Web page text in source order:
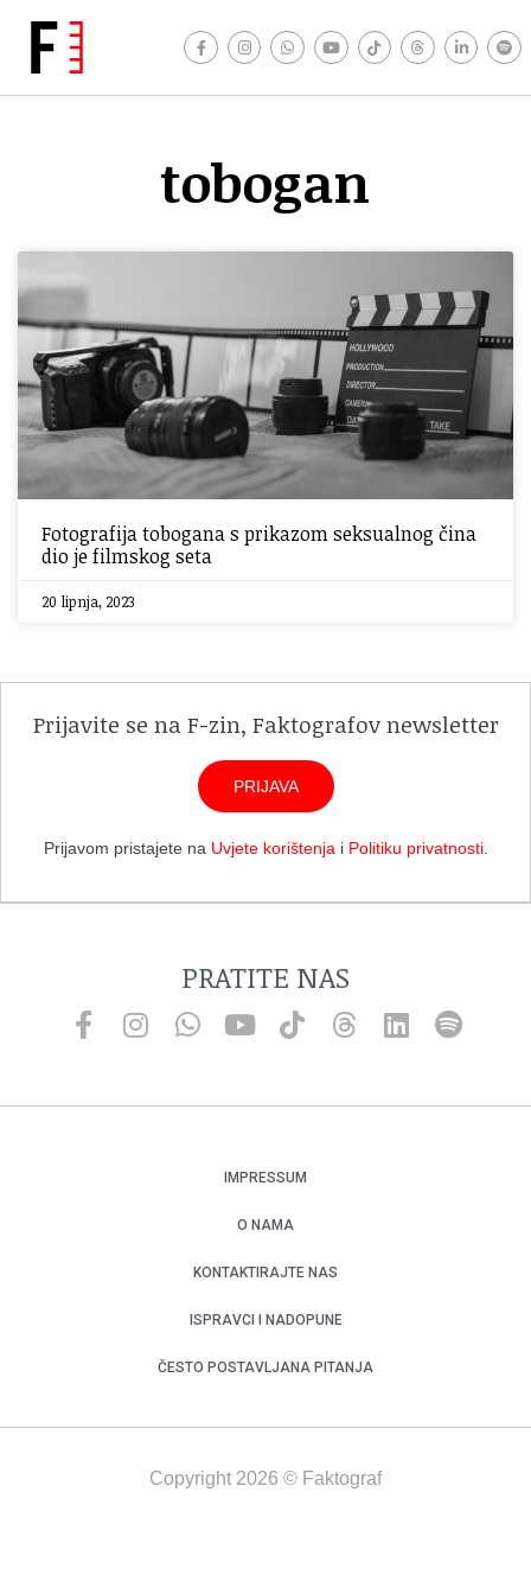
tobogan
Fotografija tobogana s prikazom seksualnog čina
dio je filmskog seta
20 lipnja, 2023
Prijavite se na F-zin, Faktografov newsletter
PRIJAVA
Prijavom pristajete na Uvjete korištenja i Politiku privatnosti.
PRATITE NAS
IMPRESSUM
O NAMA
KONTAKTIRAJTE NAS
ISPRAVCI I NADOPUNE
ČESTO POSTAVLJANA PITANJA
Copyright 2026 © Faktograf